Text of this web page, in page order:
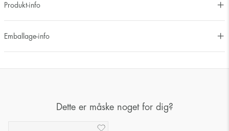
Produkt-info
Emballage-info
Dette er måske noget for dig?